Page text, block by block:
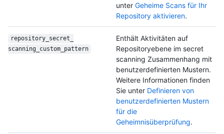
unter Geheime Scans für Ihr
Repository aktivieren.
repository_secret_
scanning_custom_ pattern
Enthält Aktivitäten auf
Repositoryebene im secret
scanning Zusammenhang mit
benutzerdefinierten Mustern.
Weitere Informationen finden
Sie unter Definieren von
benutzerdefinierten Mustern
für die
Geheimnisüberprüfung.